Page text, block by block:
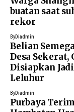
buatan saat
rekor
ByDiadmin
Belian
Desa Sekerat,
Disiapkan
Leluhur
ByDiadmin
Purbaya